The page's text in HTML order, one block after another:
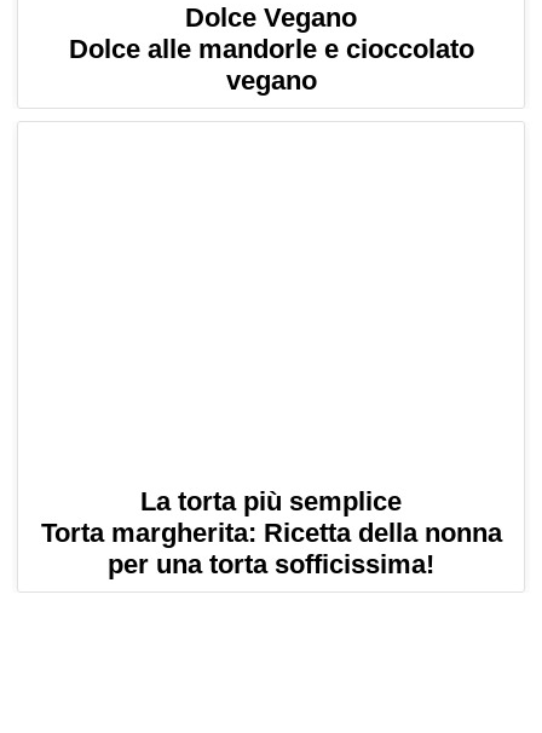
Dolce Vegano
Dolce alle mandorle e cioccolato
vegano
La torta più semplice
Torta margherita: Ricetta della nonna
per una torta sofficissima!